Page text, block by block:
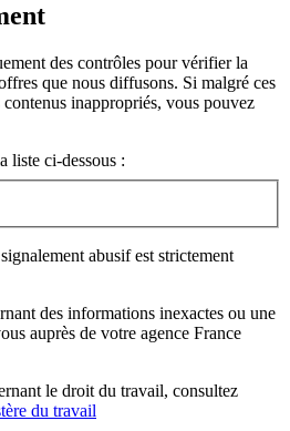
des contrôles pour vérifier la
que nous diffusons. Si malgré ces
inappropriés, vous pouvez
liste ci-dessous :
abusif est strictement
des informations inexactes ou une
auprès de votre agence France
le droit du travail, consultez
du travail